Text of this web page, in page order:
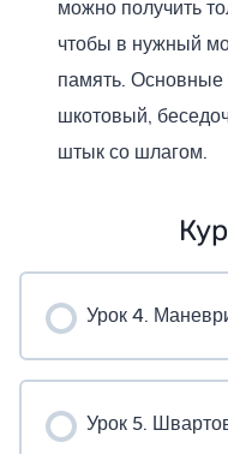
можно получить
чтобы в нужный
память. Основные
шкотовый,
штык со шлагом.
Урок 4.
Урок 5.